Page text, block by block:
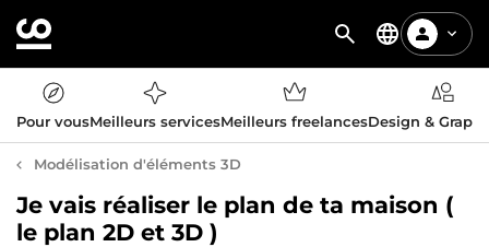
Pour vousMeilleurs servicesMeilleurs freelancesDesign &
Modélisation d'éléments 3D
Je vais réaliser le plan de ta maison (
le plan 2D et 3D )